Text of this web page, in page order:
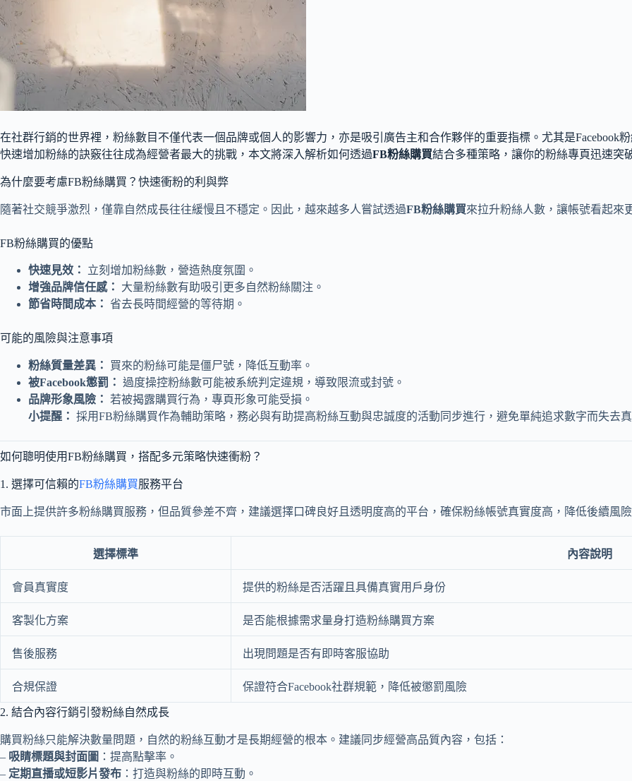
在社群行銷的世界裡，粉絲數目不僅代表一個品牌或個人的影響力，亦是吸引廣告主和合作夥伴的重要指標。尤其是Facebook
快速增加粉絲的訣竅往往成為經營者最大的挑戰，本文將深入解析如何透過FB粉絲購買結合多種策略，讓你的粉絲專頁迅速突
為什麼要考慮FB粉絲購買？快速衝粉的利與弊
隨著社交競爭激烈，僅靠自然成長往往緩慢且不穩定。因此，越來越多人嘗試透過FB粉絲購買來拉升粉絲人數，讓帳號看起來
FB粉絲購買的優點
快速見效：
立刻增加粉絲數，營造熱度氛圍。
增強品牌信任感：
大量粉絲數有助吸引更多自然粉絲關注。
節省時間成本： 省去長時間經營的等待期。
可能的風險與注意事項
粉絲質量差異：
買來的粉絲可能是僵尸號，降低互動率。
被Facebook懲罰： 過度操控粉絲數可能被系統判定違規，導致限流或封號。
品牌形象風險： 若被揭露購買行為，專頁形象可能受損。
小提醒： 採用FB粉絲購買作為輔助策略，務必與有助提高粉絲互動與忠誠度的活動同步進行，避免單純追求數字而失去真
如何聰明使用FB粉絲購買，搭配多元策略快速衝粉？
1. 選擇可信賴的FB粉絲購買服務平台
市面上提供許多粉絲購買服務，但品質參差不齊，建議選擇口碑良好且透明度高的平台，確保粉絲帳號真實度高，降低後續風險
選擇標準 內容說明
會員真實度 提供的粉絲是否活躍且具備真實用戶身份
客製化方案 是否能根據需求量身打造粉絲購買方案
售後服務 出現問題是否有即時客服協助
合規保證 保證符合Facebook社群規範，降低被懲罰風險
2. 結合內容行銷引發粉絲自然成長
購買粉絲只能解決數量問題，自然的粉絲互動才是長期經營的根本。建議同步經營高品質內容，包括：
– 吸睛標題與封面圖 ：提高點擊率。
– 定期直播或短影片發布 ：打造與粉絲的即時互動。